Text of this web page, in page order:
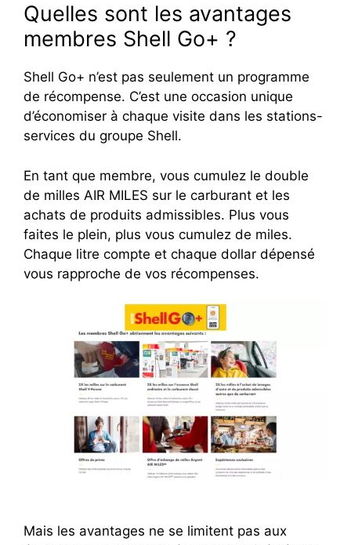
Quelles sont les avantages
membres Shell Go+ ?
Shell Go+ n’est pas seulement un programme
de récompense. C’est une occasion unique
d’économiser à chaque visite dans les stations-
services du groupe Shell.
En tant que membre, vous cumulez le double
de milles AIR MILES sur le carburant et les
achats de produits admissibles. Plus vous
faites le plein, plus vous cumulez de miles.
Chaque litre compte et chaque dollar dépensé
vous rapproche de vos récompenses.
Mais les avantages ne se limitent pas aux